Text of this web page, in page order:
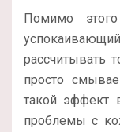
Помимо
рассчитывать
просто
такой эффект
проблемы с